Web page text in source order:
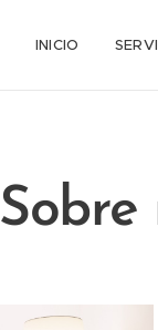
INICIO
Sobre